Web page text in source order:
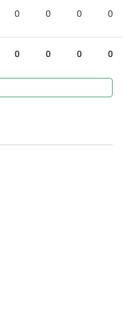
0 0 0 0
0 0 0 0